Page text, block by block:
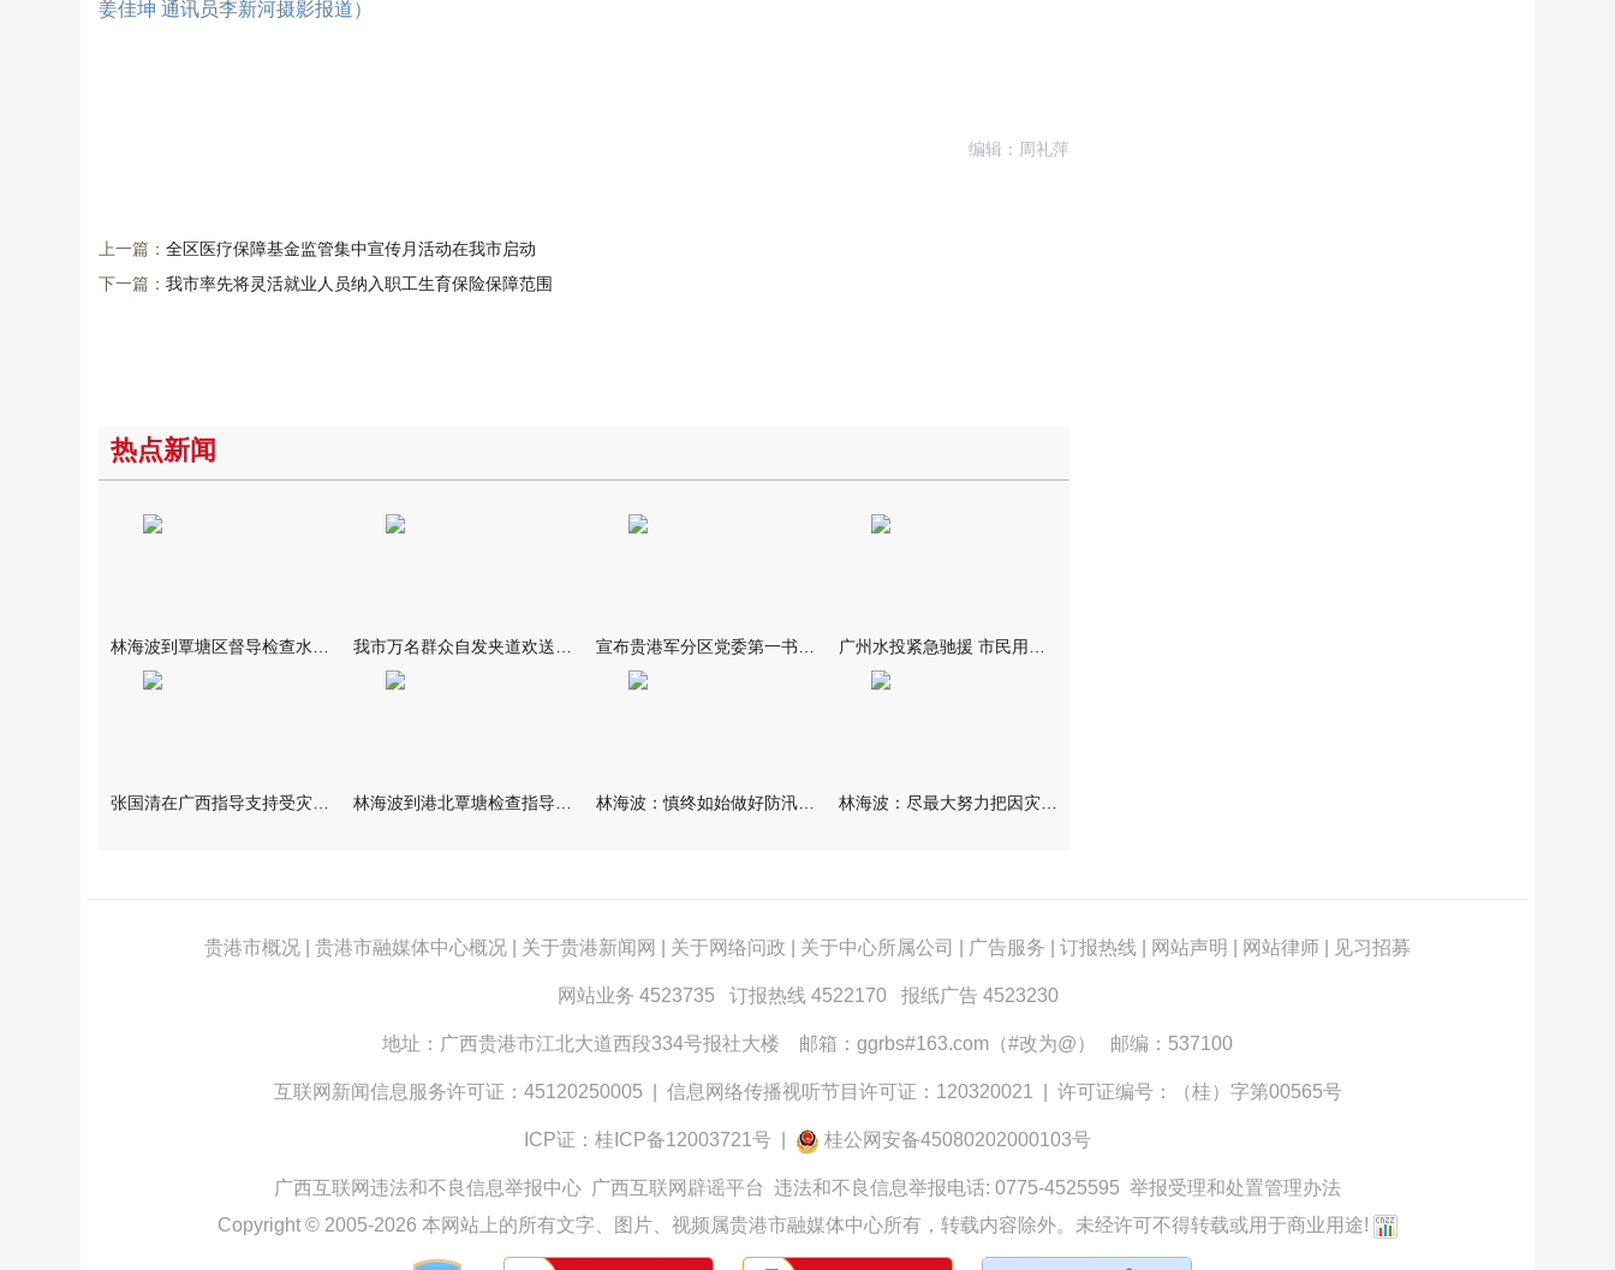
姜佳坤 通讯员李新河摄影报道）
编辑：周礼萍
上一篇： 全区医疗保障基金监管集中宣传月活动在我市启动
下一篇： 我市率先将灵活就业人员纳入职工生育保险保障范围
热点新闻
贵港市概况 贵港市融媒体中心概况 关于贵港新闻网 关于网络问政 关于中心所属公司 广告服务 订报热线 网站声明 网站律师 见习招募
网站业务 4523735 订报热线 4522170 报纸广告 4523230
地址：广西贵港市江北大道西段334号报社大楼 邮箱：ggrbs#163.com（#改为@） 邮编：537100
互联网新闻信息服务许可证：45120250005 信息网络传播视听节目许可证：120320021 许可证编号：（桂）字第00565号
ICP证：桂ICP备12003721号 桂公网安备45080202000103号
广西互联网违法和不良信息举报中心 广西互联网辟谣平台 违法和不良信息举报电话: 0775-4525595 举报受理和处置管理办法
Copyright © 2005-2026 本网站上的所有文字、图片、视频属贵港市融媒体中心所有，转载内容除外。未经许可不得转载或用于商业用途!